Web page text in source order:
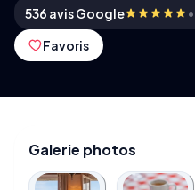
536 avis Google •
Favoris
Galerie photos